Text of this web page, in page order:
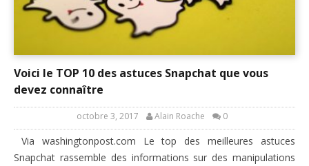
Voici le TOP 10 des astuces Snapchat que vous
devez connaître
octobre 3, 2017 Alain Roache 0
Via washingtonpost.com Le top des meilleures astuces
Snapchat rassemble des informations sur des manipulations